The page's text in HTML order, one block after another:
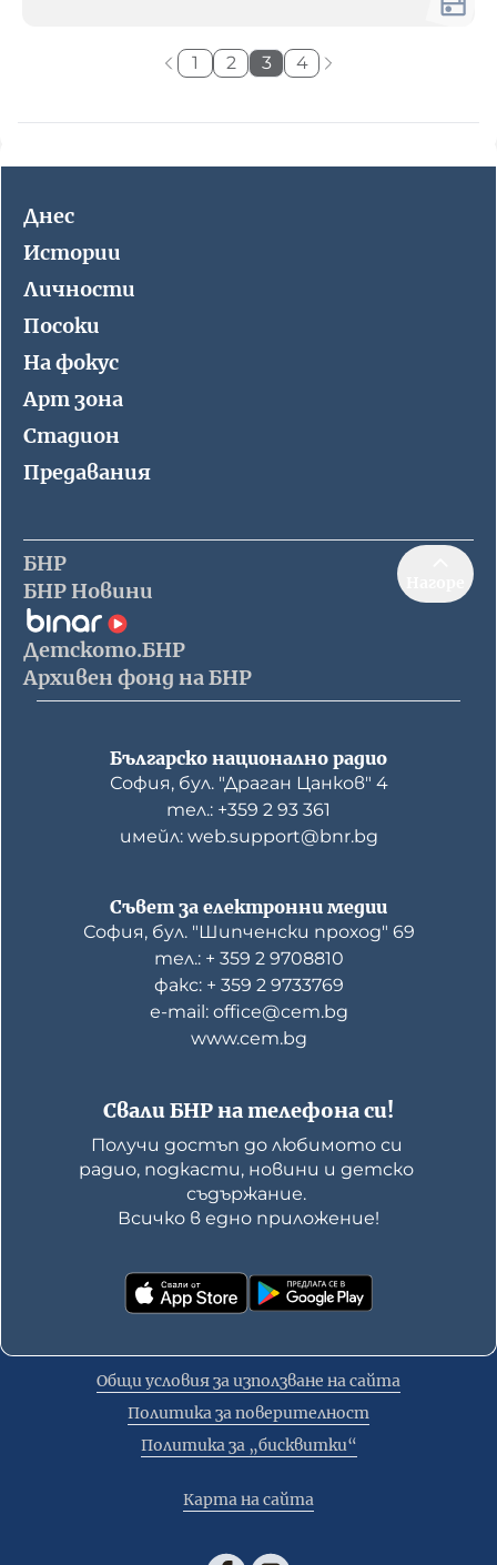
1 2 3 4
Днес
Истории
Личности
Посоки
На фокус
Арт зона
Стадион
Предавания
БНР
БНР Новини
Детското.БНР
Архивен фонд на БНР
Българско национално радио
София, бул. "Драган Цанков" 4
тел.: +359 2 93 361
имейл: web.support@bnr.bg
Свали БНР на телефона си!
Получи достъп до любимото си
радио, подкасти, новини и детско
съдържание.
Всичко в едно приложение!
Съвет за електронни медии
София, бул. "Шипченски проход" 69
тел.: + 359 2 9708810
факс: + 359 2 9733769
е-mail: office@cem.bg
www.cem.bg
Общи условия за използване на сайта
Политика за поверителност
Политика за „бисквитки“
Карта на сайта